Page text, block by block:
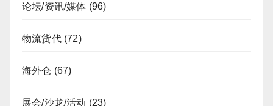
论坛/资讯/媒体 (96)
物流货代(72)
海外仓 (67)
展会/沙龙/活动 (23)